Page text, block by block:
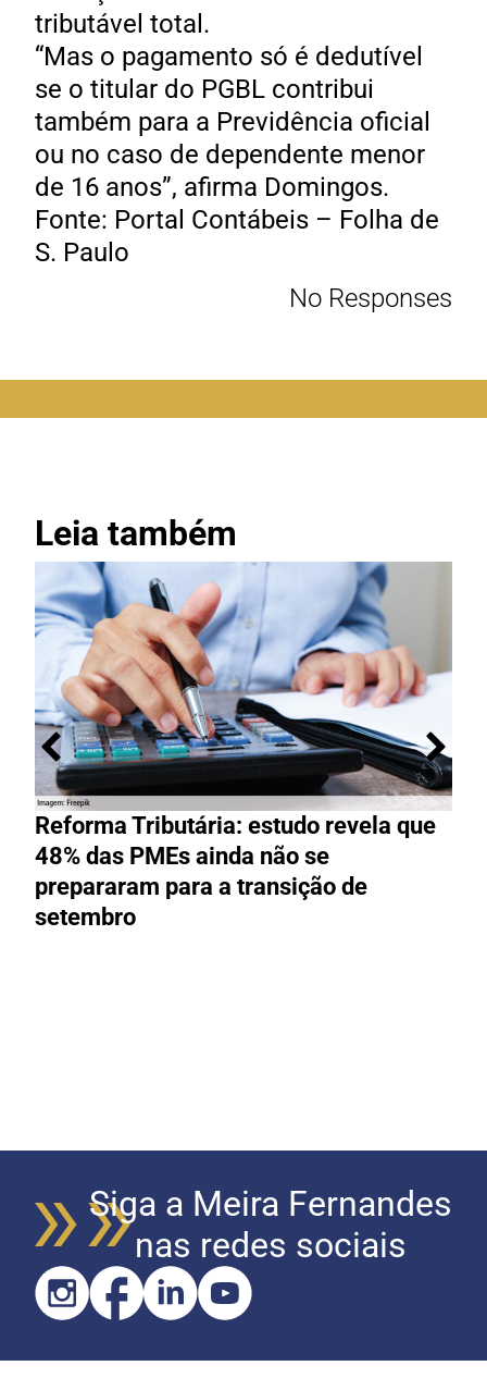
tributável total.
“Mas o pagamento só é dedutível
se o titular do PGBL contribui
também para a Previdência oficial
ou no caso de dependente menor
de 16 anos”, afirma Domingos.
Fonte: Portal Contábeis – Folha de
S. Paulo
No Responses
Leia também
Reforma Tributária: estudo revela que
48% das PMEs ainda não se
prepararam para a transição de
setembro
Siga a Meira Fernandes
nas redes sociais